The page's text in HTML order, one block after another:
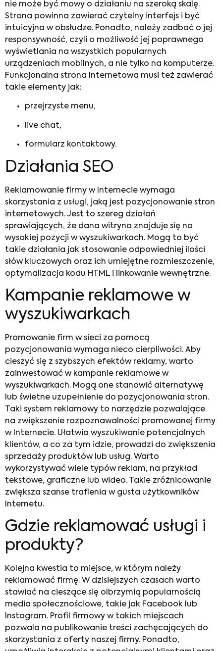
nie może być mowy o działaniu na szeroką skalę.
Strona powinna zawierać czytelny interfejs i być
intuicyjna w obsłudze. Ponadto, należy zadbać o jej
responsywność, czyli o możliwość jej poprawnego
wyświetlania na wszystkich popularnych
urządzeniach mobilnych, a nie tylko na komputerze.
Funkcjonalna strona Internetowa musi też zawierać
takie elementy jak:
przejrzyste menu,
live chat,
formularz kontaktowy.
Działania SEO
Reklamowanie firmy w Internecie wymaga
skorzystania z usługi, jaką jest pozycjonowanie stron
internetowych. Jest to szereg działań
sprawiających, że dana witryna znajduje się na
wysokiej pozycji w wyszukiwarkach. Mogą to być
takie działania jak stosowanie odpowiedniej ilości
słów kluczowych oraz ich umiejętne rozmieszczenie,
optymalizacja kodu HTML i linkowanie wewnętrzne.
Kampanie reklamowe w
wyszukiwarkach
Promowanie firm w sieci za pomocą
pozycjonowania wymaga nieco cierpliwości. Aby
cieszyć się z szybszych efektów reklamy, warto
zainwestować w kampanie reklamowe w
wyszukiwarkach. Mogą one stanowić alternatywę
lub świetne uzupełnienie do pozycjonowania stron.
Taki system reklamowy to narzędzie pozwalające
na zwiększenie rozpoznawalności promowanej firmy
w Internecie. Ułatwia wyszukiwanie potencjalnych
klientów, a co za tym idzie, prowadzi do zwiększenia
sprzedaży produktów lub usług. Warto
wykorzystywać wiele typów reklam, na przykład
tekstowe, graficzne lub wideo. Takie zróżnicowanie
zwiększa szanse trafienia w gusta użytkowników
Internetu.
Gdzie reklamować usługi i
produkty?
Kolejna kwestia to miejsce, w którym należy
reklamować firmę. W dzisiejszych czasach warto
stawiać na cieszące się olbrzymią popularnością
media społecznościowe, takie jak Facebook lub
Instagram. Profil firmowy w takich miejscach
pozwala na publikowanie treści zachęcających do
skorzystania z oferty naszej firmy. Ponadto,